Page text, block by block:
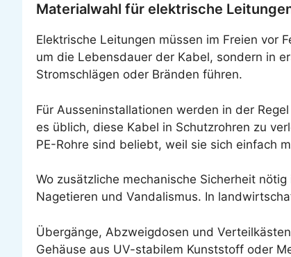
Materialwahl für elektrische
Elektrische Leitungen müssen im Freien vor
um die Lebensdauer der Kabel, sondern in
Stromschlägen oder Bränden führen.
Für Ausseninstallationen werden in der
es üblich, diese Kabel in Schutzrohren zu
PE-Rohre sind beliebt, weil sie sich einfach
Wo zusätzliche mechanische Sicherheit
Nagetieren und Vandalismus. In
Übergänge, Abzweigdosen und
Gehäuse aus UV-stabilem Kunststoff oder